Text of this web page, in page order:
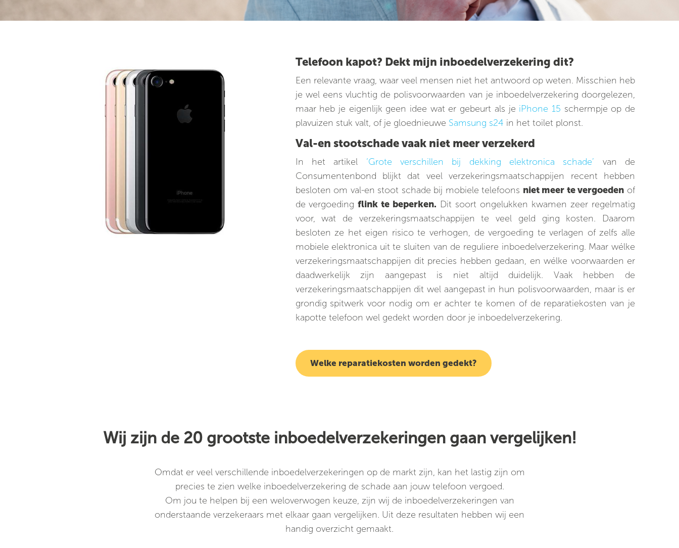
Telefoon kapot? Dekt mijn inboedelverzekering dit?
Een relevante vraag, waar veel mensen niet het antwoord op weten. Misschien heb
je wel eens vluchtig de polisvoorwaarden van je inboedelverzekering doorgelezen,
maar heb je eigenlijk geen idee wat er gebeurt als je iPhone 15 schermpje op de
plavuizen stuk valt, of je gloednieuwe Samsung s24 in het toilet plonst.
Val-en stootschade vaak niet meer verzekerd
In het artikel ‘Grote verschillen bij dekking elektronica schade’ van de
Consumentenbond blijkt dat veel verzekeringsmaatschappijen recent hebben
besloten om val-en stoot schade bij mobiele telefoons niet meer te vergoeden of
de vergoedingflink te beperken. Dit soort ongelukken kwamen zeer regelmatig
voor, wat de verzekeringsmaatschappijen te veel geld ging kosten. Daarom
besloten ze het eigen risico te verhogen, de vergoeding te verlagen of zelfs alle
mobiele elektronica uit te sluiten van de reguliere inboedelverzekering. Maar wélke
verzekeringsmaatschappijen dit precies hebben gedaan, en wélke voorwaarden er
daadwerkelijk zijn aangepast is niet altijd duidelijk. Vaak hebben de
verzekeringsmaatschappijen dit wel aangepast in hun polisvoorwaarden, maar is er
grondig spitwerk voor nodig om er achter te komen of de reparatiekosten van je
kapotte telefoon wel gedekt worden door je inboedelverzekering.
Welke reparatiekosten worden gedekt?
Wij zijn de 20 grootste inboedelverzekeringen gaan vergelijken!
Omdat er veel verschillende inboedelverzekeringen op de markt zijn, kan het lastig zijn om
precies te zien welke inboedelverzekering de schade aan jouw telefoon vergoed.
Om jou te helpen bij een weloverwogen keuze, zijn wij de inboedelverzekeringen van
onderstaande verzekeraars met elkaar gaan vergelijken. Uit deze resultaten hebben wij een
handig overzicht gemaakt.